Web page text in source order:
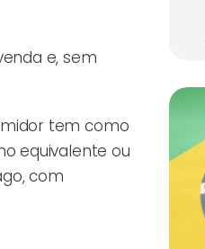
e, sem
tem como
equivalente ou
com